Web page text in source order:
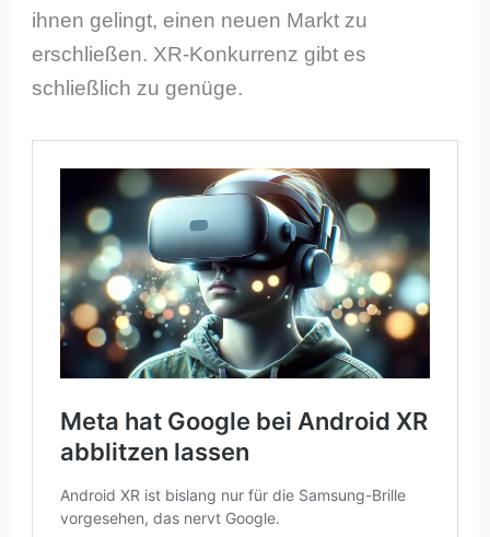
ihnen gelingt, einen neuen Markt zu
erschließen. XR-Konkurrenz gibt es
schließlich zu genüge.